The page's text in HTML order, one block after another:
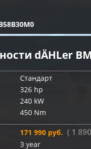
dÄHLer
Стандарт
326 hp
240 kW
450 Nm
171 990 руб. ( 1
3 year